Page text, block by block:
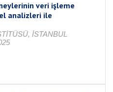
veri işleme
analizleri ile
İSTANBUL